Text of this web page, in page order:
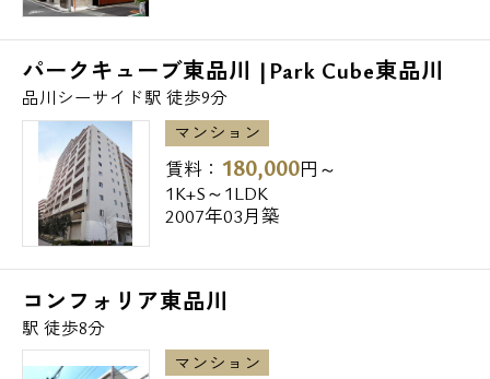
◆ドラッグストア
トモズ天王洲アイル店 725m
◆飲食店
カフェ・ベローチェ北品川店 376m
ドトールコーヒーショップ京急新馬場店
416m
ジョナサン東品川店 451m
◆高校・高専
私立品川女子学院高等部 618m
パークキューブ東品川 |Park Cube東品川
品川シーサイド駅 徒歩9分
マンション
賃料： 180,000円～
1K+S～1LDK
2007年03月築
コンフォリア東品川
駅 徒歩8分
マンション